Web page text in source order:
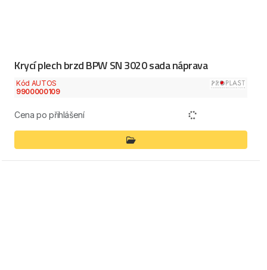
Krycí plech brzd BPW SN 3020 sada náprava
Kód AUTOS
9900000109
Cena po přihlášení